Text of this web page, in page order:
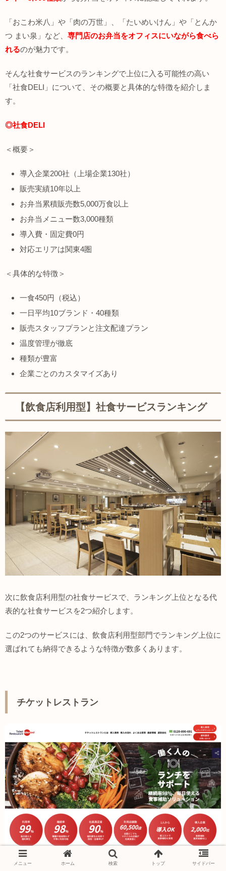
「おこわ米八」や「肉の万世」、「たいめいけん」や「とんか
つ まい泉」など、 専門店のお弁当をオフィスにいながら食べら
れるのが魅力です。
そんな社食サービスのランキングで上位に入る可能性の高い
「社食DELI」について、その概要と具体的な特徴を紹介しま
す。
◎社食DELI
＜概要＞
導入企業200社（上場企業130社）
販売実績10年以上
お弁当累積販売数5,000万食以上
お弁当メニュー数3,000種類
導入費・固定費0円
対応エリアは関東4圏
＜具体的な特徴＞
一食450円（税込）
一日平均10ブランド・40種類
販売スタッフプランと注文配達プラン
温度管理が徹底
種類が豊富
企業ごとのカスタマイズあり
【飲食店利用型】社食サービスランキング
次に飲食店利用型の社食サービスで、ランキング上位となる代
表的な社食サービスを2つ紹介します。
この2つのサービスには、飲食店利用型部門でランキング上位に
選ばれても納得できるような特徴が数多くあります。
チケットレストラン
メニュー ホーム 検索 トップ サイドバー